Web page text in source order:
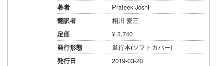
著者 Prateek Joshi
翻訳者 相川 愛三
定価 ¥ 3,740
発行形態 単行本(ソフトカバー)
発行日 2019-03-20